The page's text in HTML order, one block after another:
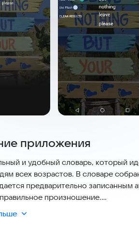
приложения
и удобный словарь, который
всех возрастов. В словаре
предварительно записанным
произношение.
с учетом потребностей